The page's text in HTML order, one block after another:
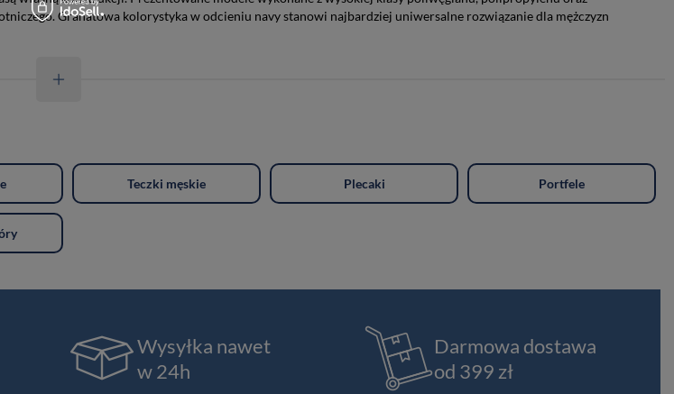
Granatowa kolorystyka w odcieniu navy stanowi najbardziej uniwersalne rozwiązanie dla mężczyzn
Teczki męskie Plecaki Portfele
Wysyłka nawet
w 24h
Darmowa dostawa
od 399 zł